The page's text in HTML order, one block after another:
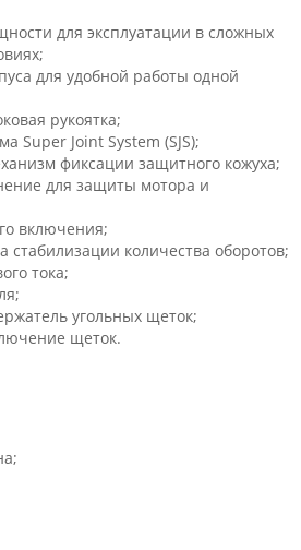
для эксплуатации в сложных
для удобной работы одной
рукоятка;
Super Joint System (SJS);
фиксации защитного кожуха;
для защиты мотора и
включения;
стабилизации количества оборотов;
тока;
угольных щеток;
щеток.